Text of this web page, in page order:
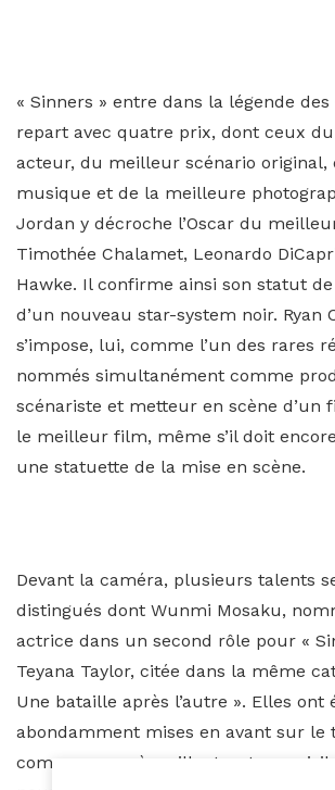
« Sinners » entre dans la légende des
repart avec quatre prix, dont ceux
acteur, du meilleur scénario original,
musique et de la meilleure
Jordan y décroche l’Oscar du
Timothée Chalamet, Leonardo
Hawke. Il confirme ainsi son statut
d’un nouveau star-system noir. Ryan
s’impose, lui, comme l’un des rares
nommés simultanément comme
scénariste et metteur en scène d’un
le meilleur film, même s’il doit
une statuette de la mise en scène.
Devant la caméra, plusieurs talents
distingués dont Wunmi Mosaku,
actrice dans un second rôle pour «
Teyana Taylor, citée dans la même
Une bataille après l’autre ». Elles ont
abondamment mises en avant sur le
comme sur scène, illustrant une